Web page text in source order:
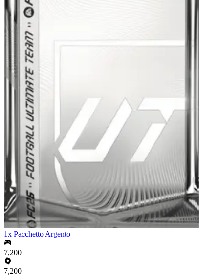
1x Pacchetto Argento
7,200
7,200